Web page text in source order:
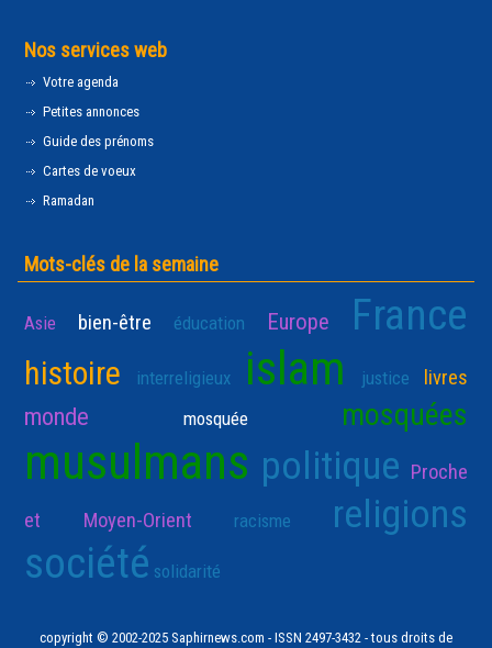
Nos services web
Votre agenda
Petites annonces
Guide des prénoms
Cartes de voeux
Ramadan
Mots-clés de la semaine
Asie bien-être éducation Europe France
histoire interreligieux islam justice livres
monde mosquée mosquées
musulmans politique Proche
et Moyen-Orient
racisme religions
société solidarité
copyright © 2002-2025 Saphirnews.com - ISSN 2497-3432 - tous droits de